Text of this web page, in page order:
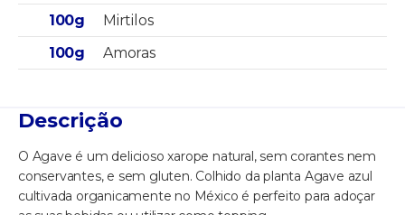
100g
Mirtilos
100g
Amoras
Descrição
O Agave é um delicioso xarope natural, sem corantes nem
conservantes, e sem gluten. Colhido da planta Agave azul
cultivada organicamente no México é perfeito para adoçar